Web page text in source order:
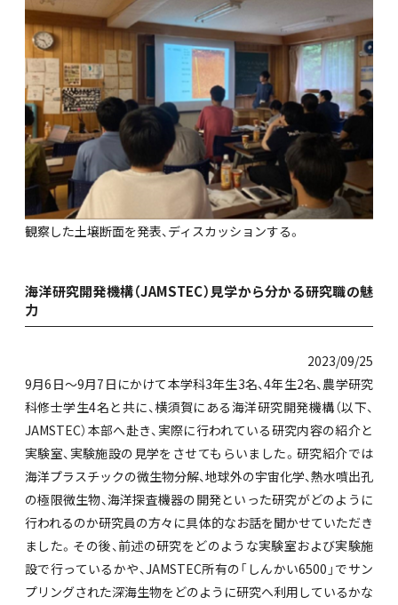
観察した土壌断面を発表、ディスカッションする。
海洋研究開発機構（JAMSTEC）見学から分かる研究職の魅
力
2023/09/25
9月6日～9月7日にかけて本学科3年生3名、4年生2名、農学研究
科修士学生4名と共に、横須賀にある海洋研究開発機構（以下、
JAMSTEC）本部へ赴き、実際に行われている研究内容の紹介と
実験室、実験施設の見学をさせてもらいました。研究紹介では
海洋プラスチックの微生物分解、地球外の宇宙化学、熱水噴出孔
の極限微生物、海洋探査機器の開発といった研究がどのように
行われるのか研究員の方々に具体的なお話を聞かせていただき
ました。その後、前述の研究をどのような実験室および実験施
設で行っているかや、JAMSTEC所有の「しんかい6500」でサン
プリングされた深海生物をどのように研究へ利用しているかな